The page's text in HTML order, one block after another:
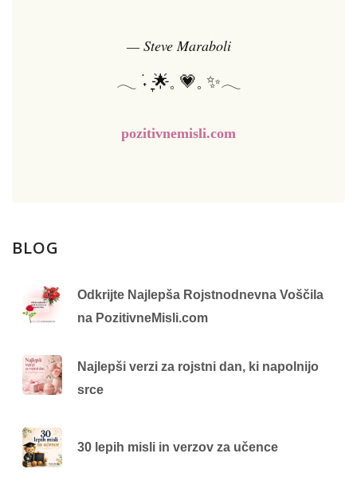
— Steve Maraboli
𓂃 ࣪˖ ִֶָ🌟𓈒 💗𓈒 ✨𓂃
pozitivnemisli.com
BLOG
Odkrijte Najlepša Rojstnodnevna Voščila
na PozitivneMisli.com
Najlepši verzi za rojstni dan, ki napolnijo
srce
30 lepih misli in verzov za učence